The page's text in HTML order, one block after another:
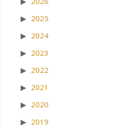
2025
2024
2023
2022
2021
2020
2019